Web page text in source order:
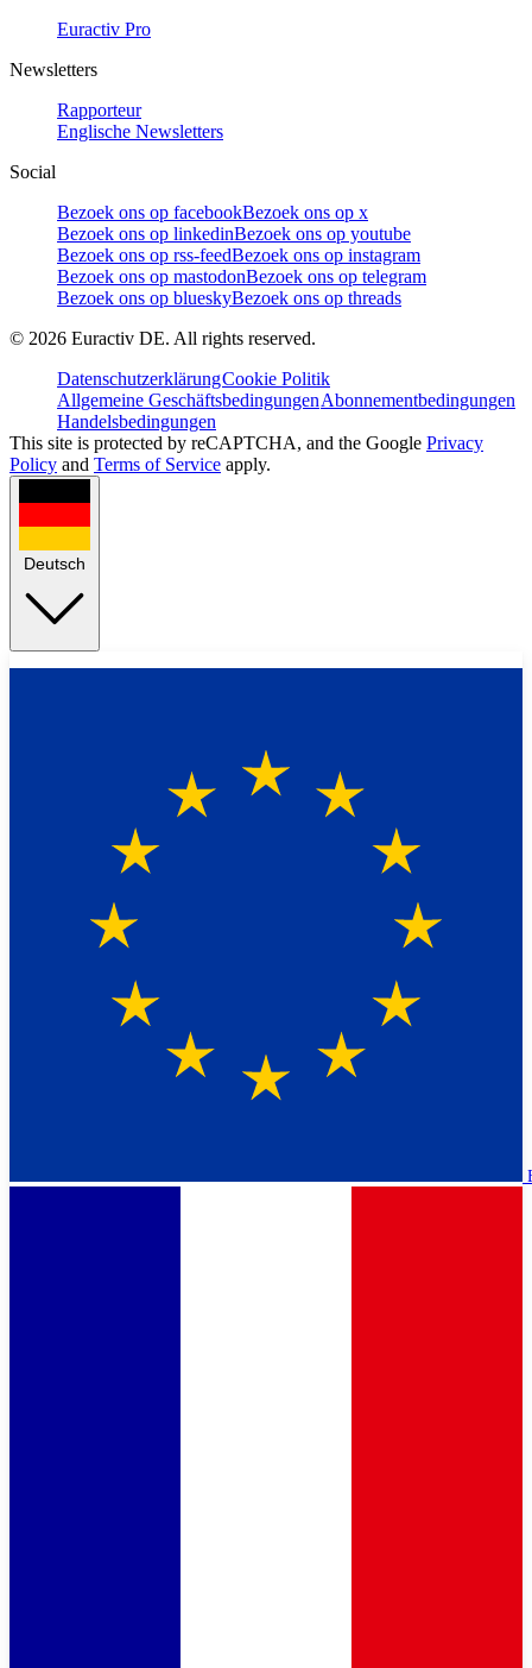
Euractiv Pro
Newsletters
Rapporteur
Englische Newsletters
Social
Bezoek ons op facebookBezoek ons op x
Bezoek ons op linkedinBezoek ons op youtube
Bezoek ons op rss-feedBezoek ons op instagram
Bezoek ons op mastodonBezoek ons op telegram
Bezoek ons op blueskyBezoek ons op threads
© 2026 Euractiv DE. All rights reserved.
DatenschutzerklärungCookie Politik
Allgemeine GeschäftsbedingungenAbonnementbedingungen
Handelsbedingungen
This site is protected by reCAPTCHA, and the Google Privacy
Policy and Terms of Service apply.
Deutsch